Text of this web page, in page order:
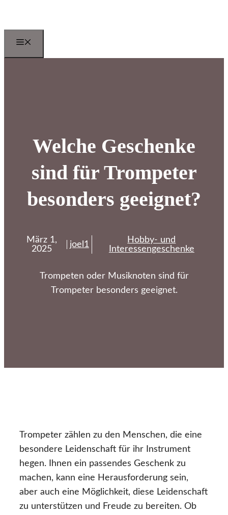
springen
Welche Geschenke
sind für Trompeter
besonders geeignet?
März 1,
2025
joel1
Hobby- und
Interessengeschenke
Trompeten oder Musiknoten sind für
Trompeter besonders geeignet.
Trompeter zählen zu den Menschen, die eine
besondere Leidenschaft für ihr Instrument
hegen. Ihnen ein passendes Geschenk zu
machen, kann eine Herausforderung sein,
aber auch eine Möglichkeit, diese Leidenschaft
zu unterstützen und Freude zu bereiten. Ob